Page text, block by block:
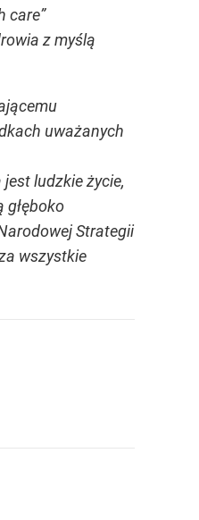
care”
z myślą
uważanych
ludzkie życie,
głęboko
Strategii
wszystkie